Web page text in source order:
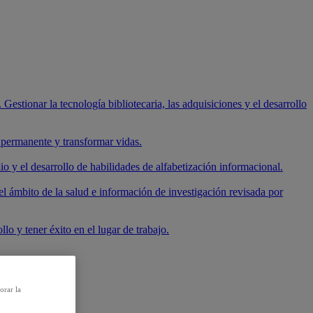
la tecnología bibliotecaria, las adquisiciones y el desarrollo
y transformar vidas.
y el desarrollo de habilidades de alfabetización informacional.
ámbito de la salud e información de investigación revisada por
y tener éxito en el lugar de trabajo.
la